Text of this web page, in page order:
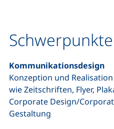
Schwerpunkte
Kommunikationsdesign
Konzeption und
wie Zeitschriften, Flyer,
Corporate Design/
Gestaltung